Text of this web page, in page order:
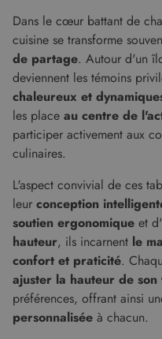
Dans le cœur battant de
cuisine se transforme
de partage. Autour d'un
deviennent les témoins
chaleureux et
les place au centre de
participer activement aux
culinaires.
L'aspect convivial de ces
leur conception
soutien ergonomique et d'
hauteur, ils incarnent le
confort et praticité.
ajuster la hauteur de
préférences, offrant ainsi
personnalisée à chacun.